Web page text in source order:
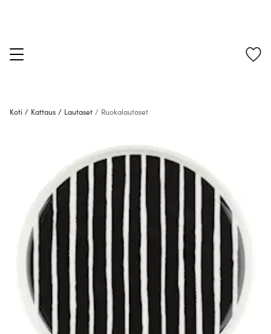
Koti / Kattaus / Lautaset / Ruokalautaset